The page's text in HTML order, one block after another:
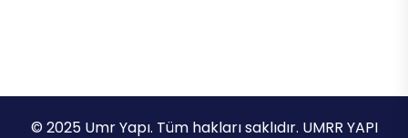
© 2025 Umr Yapı. Tüm hakları saklıdır. UMRR YAPI